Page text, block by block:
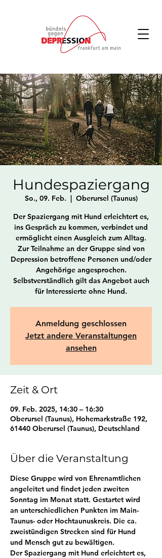
Hundespaziergang
So., 09. Feb.
  |
Oberursel (Taunus)
Der Spaziergang mit Hund erleichtert es,
ins Gespräch zu kommen, verbindet und
ermöglicht einen Ausgleich zum Alltag.
Zur Teilnahme an der Gruppe sind von
Depression betroffene Personen und/oder
Angehörige angesprochen.
Selbstverständlich gilt das Angebot auch
für Interessierte ohne Hund.
Anmeldung geschlossen
Jetzt andere Veranstaltungen
ansehen
Zeit & Ort
09. Feb. 2025, 14:30 – 16:30
Oberursel (Taunus), Hohemarkstraße 192,
61440 Oberursel (Taunus), Deutschland
Über die Veranstaltung
Diese Gruppe wird von Ehrenamtlichen
angeleitet und findet jeden zweiten
Sonntag im Monat statt. Gestartet wird
an unterschiedlichen Punkten im Main-
Taunus- oder Hochtaunuskreis. Die ca.
zweistündigen Strecken sind für Hund
und Mensch gut zu bewältigen.
Der Spaziergang mit Hund erleichtert es,